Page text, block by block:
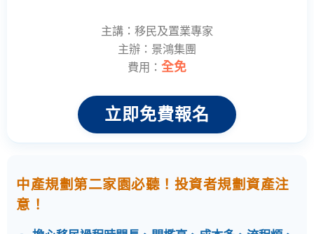
主講：移民及置業專家
主辦：景鴻集團
費用： 全免
立即免費報名
中產規劃第二家園必聽！投資者規劃資產注
意！